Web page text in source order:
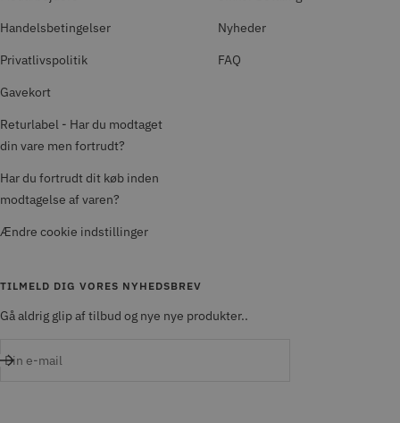
Handelsbetingelser
Privatlivspolitik
Gavekort
Returlabel - Har du modtaget
din vare men fortrudt?
Har du fortrudt dit køb inden
modtagelse af varen?
Ændre cookie indstillinger
Nyheder
FAQ
TILMELD DIG VORES NYHEDSBREV
Gå aldrig glip af tilbud og nye nye produkter..
Din e-mail